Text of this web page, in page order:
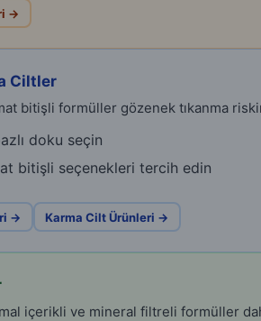
→
Ciltler
bitişli formüller gözenek tıkanma
doku seçin
bitişli seçenekleri tercih edin
→ Karma Cilt Ürünleri →
içerikli ve mineral filtreli formüller